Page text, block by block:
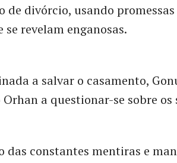
de divórcio, usando
se revelam enganosas.
a salvar o casamento,
a questionar-se sobre os
das constantes mentiras e